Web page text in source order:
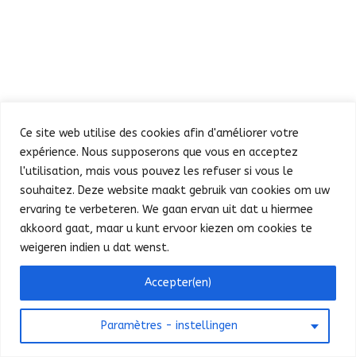
Ce site web utilise des cookies afin d'améliorer votre
expérience. Nous supposerons que vous en acceptez
l'utilisation, mais vous pouvez les refuser si vous le
souhaitez. Deze website maakt gebruik van cookies om uw
ervaring te verbeteren. We gaan ervan uit dat u hiermee
akkoord gaat, maar u kunt ervoor kiezen om cookies te
weigeren indien u dat wenst.
Paramètres - instellingen
Accepter(en)
Défilé
Fête au Parc
Concert et feu d’artifice
Infos pratiques
Presse
Nederlands
SPF Intérieur - FOD Binnenlandse Zaken
2025-Contact website-Privacy
Bonjour ! Puis-je vous aider ?